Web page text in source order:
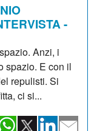
-
Anzi, i
spazio. E con il
repulisti. Si
ci si...